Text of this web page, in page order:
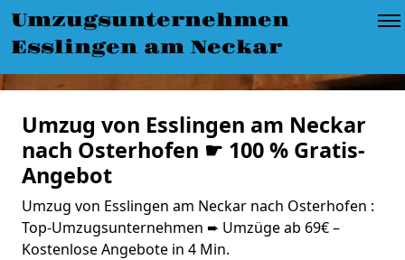
Umzugsunternehmen
Esslingen am Neckar
Umzug von Esslingen am Neckar
nach Osterhofen ☛ 100 % Gratis-
Angebot
Umzug von Esslingen am Neckar nach Osterhofen :
Top-Umzugsunternehmen ➨ Umzüge ab 69€ –
Kostenlose Angebote in 4 Min.